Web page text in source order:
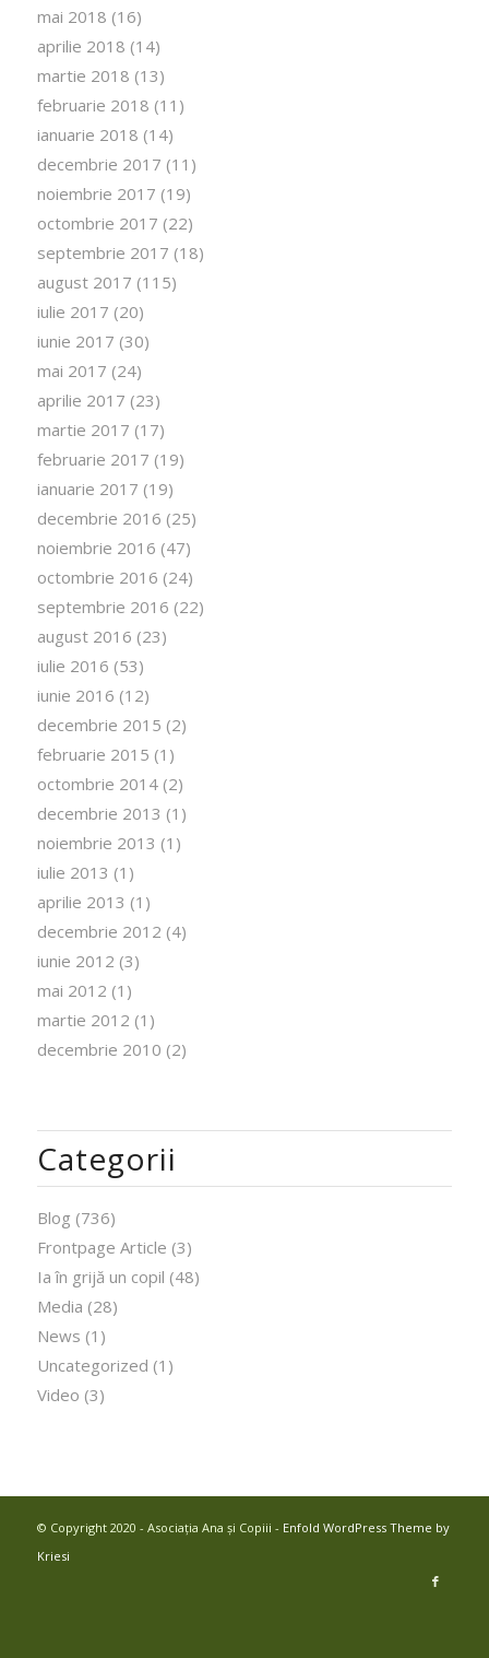
mai 2018 (16)
aprilie 2018 (14)
martie 2018 (13)
februarie 2018 (11)
ianuarie 2018 (14)
decembrie 2017 (11)
noiembrie 2017 (19)
octombrie 2017 (22)
septembrie 2017 (18)
august 2017 (115)
iulie 2017 (20)
iunie 2017 (30)
mai 2017 (24)
aprilie 2017 (23)
martie 2017 (17)
februarie 2017 (19)
ianuarie 2017 (19)
decembrie 2016 (25)
noiembrie 2016 (47)
octombrie 2016 (24)
septembrie 2016 (22)
august 2016 (23)
iulie 2016 (53)
iunie 2016 (12)
decembrie 2015 (2)
februarie 2015 (1)
octombrie 2014(2)
decembrie 2013 (1)
noiembrie 2013 (1)
iulie 2013 (1)
aprilie 2013 (1)
decembrie 2012 (4)
iunie 2012 (3)
mai 2012 (1)
martie 2012 (1)
decembrie 2010 (2)
Categorii
Blog (736)
Frontpage Article (3)
Ia în grijă un copil (48)
Media (28)
News (1)
Uncategorized (1)
Video (3)
© Copyright 2020 - Asociația Ana și Copiii - Enfold WordPress Theme by
Kriesi